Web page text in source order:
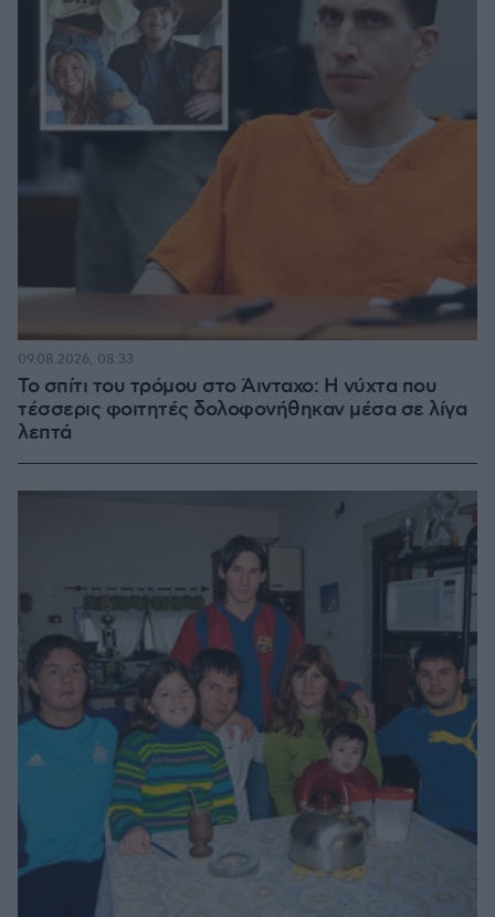
Το σπίτι του τρόμου στο Άινταχο: Η νύχτα που
τέσσερις φοιτητές δολοφονήθηκαν μέσα σε λίγα
λεπτά
09.08.2026, 08:33